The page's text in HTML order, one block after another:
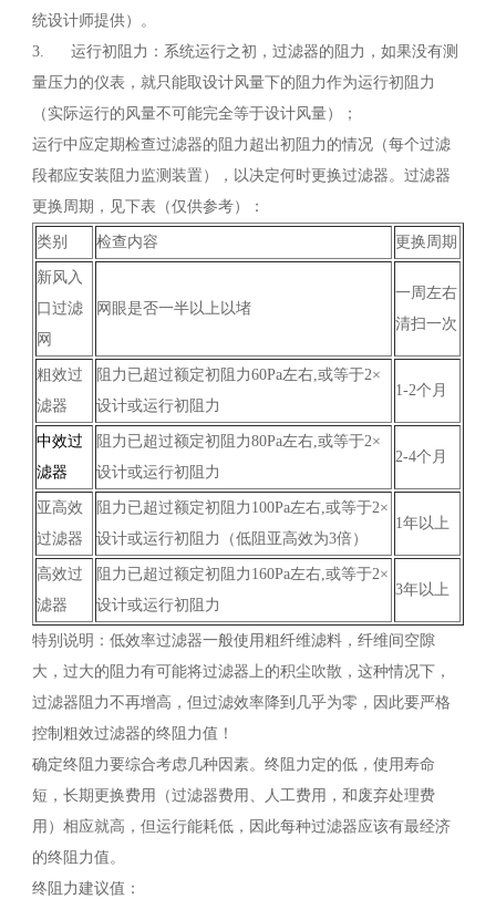
统设计师提供）。
3. 运行初阻力：系统运行之初，过滤器的阻力，如果没有测
量压力的仪表，就只能取设计风量下的阻力作为运行初阻力
（实际运行的风量不可能完全等于设计风量）；
运行中应定期检查过滤器的阻力超出初阻力的情况（每个过滤
段都应安装阻力监测装置），以决定何时更换过滤器。过滤器
更换周期，见下表（仅供参考）：
类别 检查内容 更换周期
新风入
口过滤
网
网眼是否一半以上以堵
一周左右
清扫一次
粗效过
滤器
阻力已超过额定初阻力60Pa左右,或等于2×
设计或运行初阻力
1-2个月
中效过
滤器
阻力已超过额定初阻力80Pa左右,或等于2×
设计或运行初阻力
2-4个月
亚高效
过滤器
阻力已超过额定初阻力100Pa左右,或等于2×
设计或运行初阻力（低阻亚高效为3倍）
1年以上
高效过
滤器
阻力已超过额定初阻力160Pa左右,或等于2×
设计或运行初阻力
3年以上
特别说明：低效率过滤器一般使用粗纤维滤料，纤维间空隙
大，过大的阻力有可能将过滤器上的积尘吹散，这种情况下，
过滤器阻力不再增高，但过滤效率降到几乎为零，因此要严格
控制粗效过滤器的终阻力值！
确定终阻力要综合考虑几种因素。终阻力定的低，使用寿命
短，长期更换费用（过滤器费用、人工费用，和废弃处理费
用）相应就高，但运行能耗低，因此每种过滤器应该有最经济
的终阻力值。
终阻力建议值：